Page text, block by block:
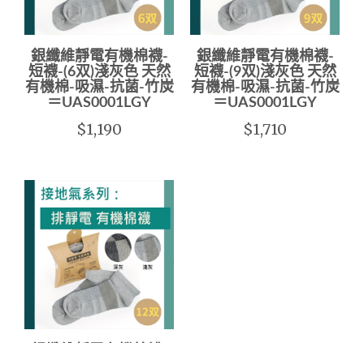
銀纖維靜電有機棉襪-
短襪-(6双)淺灰色 天然
有機棉-吸濕-抗菌-竹炭
＝UAS0001LGY
$1,190
銀纖維靜電有機棉襪-
短襪-(9双)淺灰色 天然
有機棉-吸濕-抗菌-竹炭
＝UAS0001LGY
$1,710